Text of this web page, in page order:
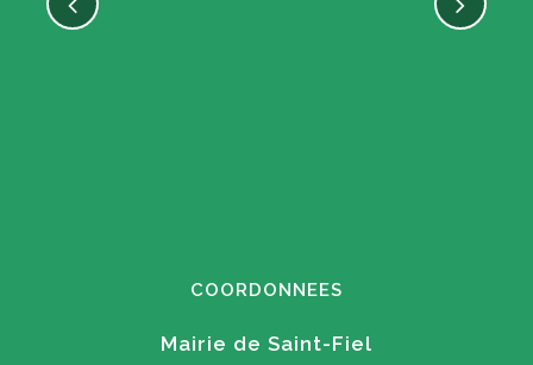
COORDONNEES
Mairie de Saint-Fiel